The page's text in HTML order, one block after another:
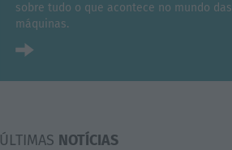
sobre tudo o que acontece no mundo das
máquinas.
ÚLTIMAS NOTÍCIAS